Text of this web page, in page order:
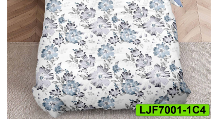
Cuverturi bumbac
Cuverturi catifea
Huse de protecție
Huse de protectie pat finet
Huse de protecție scaun
Prosoape
Prosoape de baie
Electrocasnice
Cântare electronice